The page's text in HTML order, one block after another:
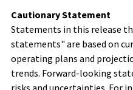
Cautionary Statement
Statements in this release
statements" are based on
operating plans and
trends. Forward-looking